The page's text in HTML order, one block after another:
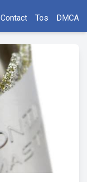
Contact Tos DMCA